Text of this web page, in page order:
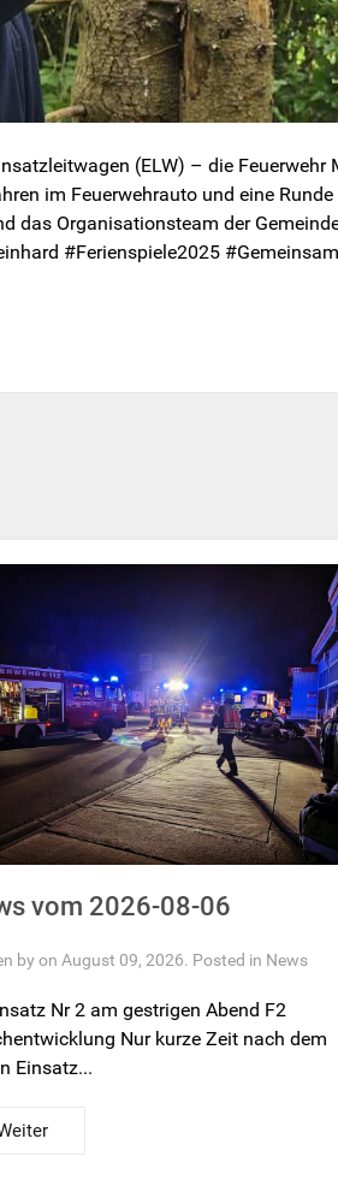
(ELW) – die Feuerwehr
im Feuerwehrauto und eine
das Organisationsteam der
#Ferienspiele2025
vom 2026-08-06
by on August 09, 2026. Posted in News
Nr 2 am gestrigen Abend F2
Nur kurze Zeit nach dem
Einsatz...